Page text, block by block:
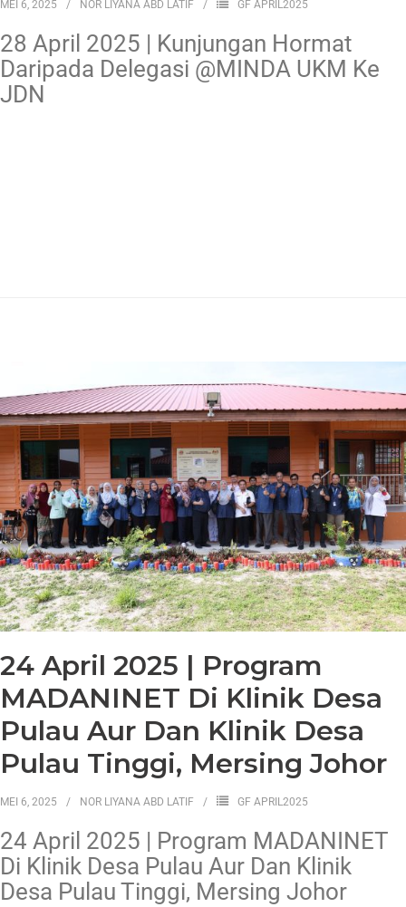
MEI 6, 2025 NOR LIYANA ABD LATIF GF APRIL2025
28 April 2025 | Kunjungan Hormat
Daripada Delegasi @MINDA UKM Ke
JDN
24 April 2025 | Program
MADANINET Di Klinik Desa
Pulau Aur Dan Klinik Desa
Pulau Tinggi, Mersing Johor
MEI 6, 2025 NOR LIYANA ABD LATIF GF APRIL2025
24 April 2025 | Program MADANINET
Di Klinik Desa Pulau Aur Dan Klinik
Desa Pulau Tinggi, Mersing Johor